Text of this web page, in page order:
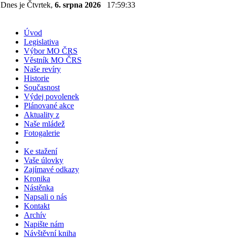
Dnes je Čtvrtek, 6. srpna 2026 17:59:34
Úvod
Legislativa
Výbor MO ČRS
Věstník MO ČRS
Naše revíry
Historie
Současnost
Výdej povolenek
Plánované akce
Aktuality z
Naše mládež
Fotogalerie
Ke stažení
Vaše úlovky
Zajímavé odkazy
Kronika
Nástěnka
Napsali o nás
Kontakt
Archív
Napište nám
Návštěvní kniha